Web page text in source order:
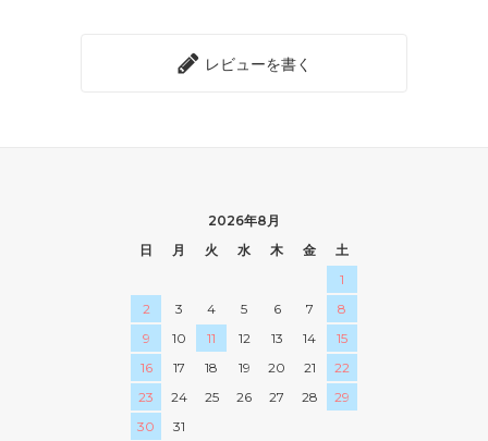
レビューを書く
2026年8月
日
月 火 水 木 金
土
1
2
3 4 5 6 7
8
9
10 11 12 13 14
15
16
17 18 19 20 21
22
23
24 25 26 27 28
29
30
31